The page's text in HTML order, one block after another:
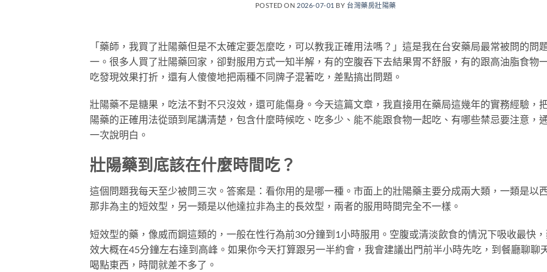
POSTED ON 2026-07-01 BY 台灣藥房壯陽藥
「藥師，我買了壯陽藥但是不太確定要怎麼吃，可以教我正確用法嗎？」這是我在台安藥局最常被問的問
一。很多人買了壯陽藥回家，卻對服用方式一知半解，有的空腹吞下去結果胃不舒服，有的跟高油脂食物
吃發現效果打折，還有人傻傻地把兩種不同牌子混著吃，差點搞出問題。
壯陽藥不是糖果，吃法不對不只沒效，還可能傷身。今天這篇文章，我直接用在藥局這幾年的實務經驗，
陽藥的正確用法從頭到尾講清楚，包含什麼時候吃、吃多少、能不能跟食物一起吃、有哪些禁忌要注意，
一次說明白。
壯陽藥到底該在什麼時間吃？
這個問題我每天至少被問三次。答案是：看你用的是哪一種。市面上的壯陽藥主要分成兩大類，一類是以
那非為主的短效型，另一類是以他達拉非為主的長效型，兩者的服用時間完全不一樣。
短效型的藥，像威而鋼這類的，一般在性行為前30分鐘到1小時服用。空腹或清淡飲食的情況下吸收最快
效大概在45分鐘左右達到高峰。如果你今天打算跟另一半約會，我會建議出門前半小時先吃，到餐廳聊聊
喝點東西，時間就差不多了。